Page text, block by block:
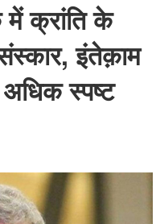
क्रांति के
इंतेक़ाम
स्पष्ट